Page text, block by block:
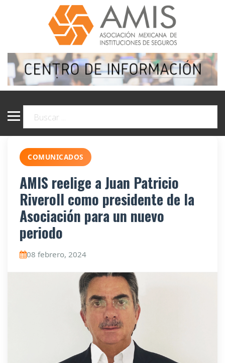
COMUNICADOS
AMIS reelige a Juan Patricio
Riveroll como presidente de la
Asociación para un nuevo
periodo
08 febrero, 2024